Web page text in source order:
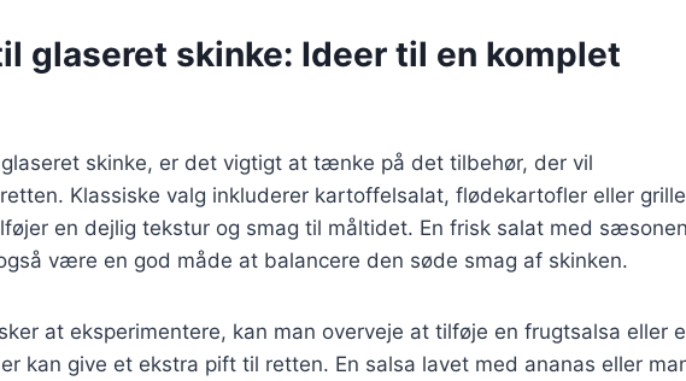
glaseret skinke: Ideer til en komplet
skinke, er det vigtigt at tænke på det tilbehør, der vil
Klassiske valg inkluderer kartoffelsalat, flødekartofler eller
en dejlig tekstur og smag til måltidet. En frisk salat med
være en god måde at balancere den søde smag af skinken.
at eksperimentere, kan man overveje at tilføje en frugtsalsa eller
kan give et ekstra pift til retten. En salsa lavet med ananas eller